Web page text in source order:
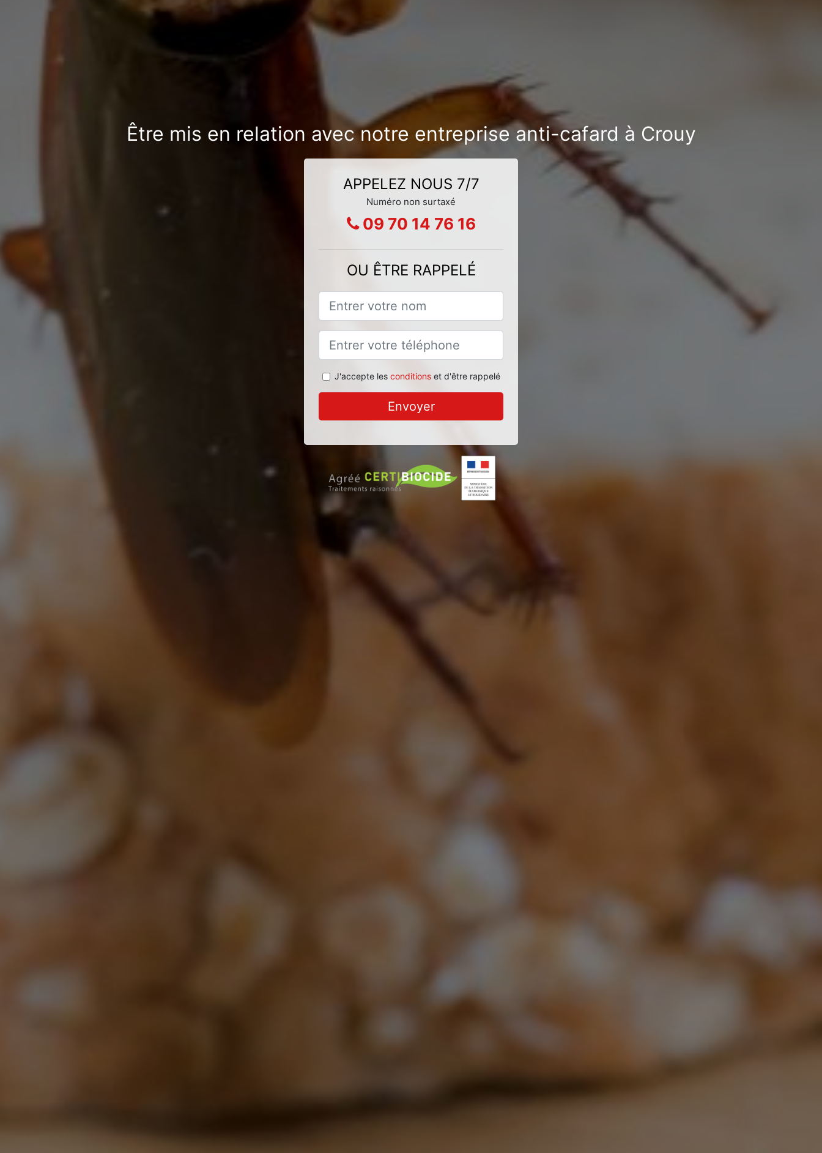
Être mis en relation avec notre entreprise anti-cafard à Crouy
APPELEZ NOUS 7/7
Numéro non surtaxé
09 70 14 76 16
OU ÊTRE RAPPELÉ
J'accepte les conditionset d'être rappelé
Envoyer